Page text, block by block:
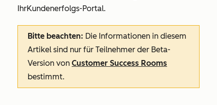
IhrKundenerfolgs-Portal.
Bitte beachten: Die Informationen in diesem
Artikel sind nur für Teilnehmer der Beta-
Version von Customer Success Rooms
bestimmt.